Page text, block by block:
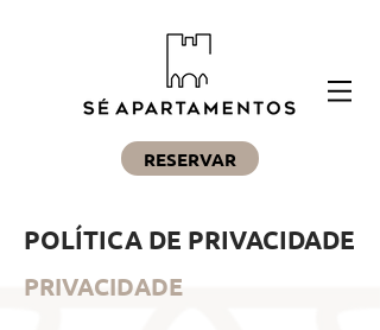
RESERVAR
POLÍTICA DE PRIVACIDADE
PRIVACIDADE